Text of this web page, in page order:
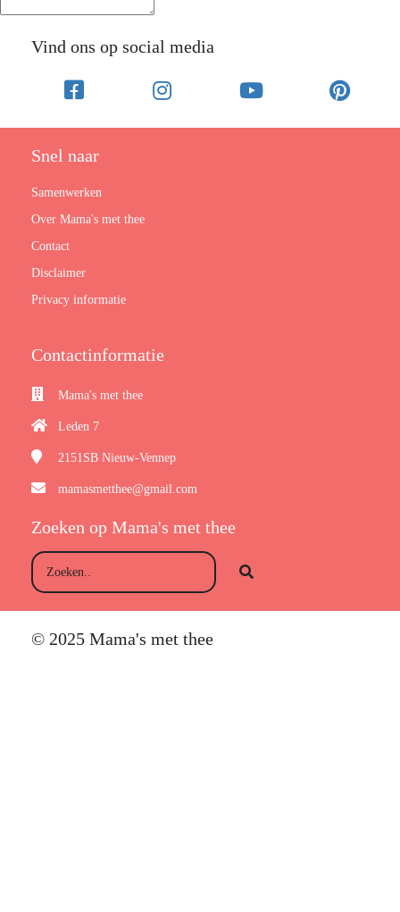
Vind ons op social media
Snel naar
Samenwerken
Over Mama's met thee
Contact
Disclaimer
Privacy informatie
Contactinformatie
Mama's met thee
Leden 7
2151SB Nieuw-Vennep
mamasmetthee@gmail.com
Zoeken op Mama's met thee
© 2025 Mama's met thee